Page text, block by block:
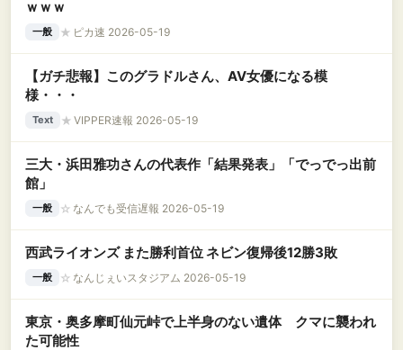
ｗｗｗ
一般 ★ ピカ速 2026-05-19
【ガチ悲報】このグラドルさん、AV女優になる模
様・・・
Text ★ VIPPER速報 2026-05-19
三大・浜田雅功さんの代表作「結果発表」「でっでっ出前
館」
一般 ☆ なんでも受信遅報 2026-05-19
西武ライオンズ また勝利首位 ネビン復帰後12勝3敗
一般 ☆ なんじぇいスタジアム 2026-05-19
東京・奥多摩町仙元峠で上半身のない遺体 クマに襲われ
た可能性